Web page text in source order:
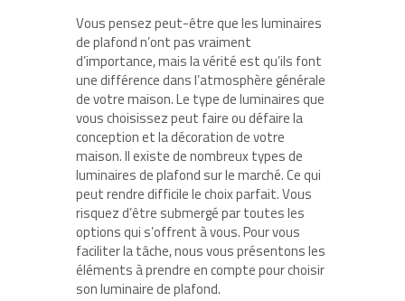
Vous pensez peut-être que les luminaires
de plafond n’ont pas vraiment
d’importance, mais la vérité est qu’ils font
une différence dans l’atmosphère générale
de votre maison. Le type de luminaires que
vous choisissez peut faire ou défaire la
conception et la décoration de votre
maison. Il existe de nombreux types de
luminaires de plafond sur le marché. Ce qui
peut rendre difficile le choix parfait. Vous
risquez d’être submergé par toutes les
options qui s’offrent à vous. Pour vous
faciliter la tâche, nous vous présentons les
éléments à prendre en compte pour choisir
son luminaire de plafond.